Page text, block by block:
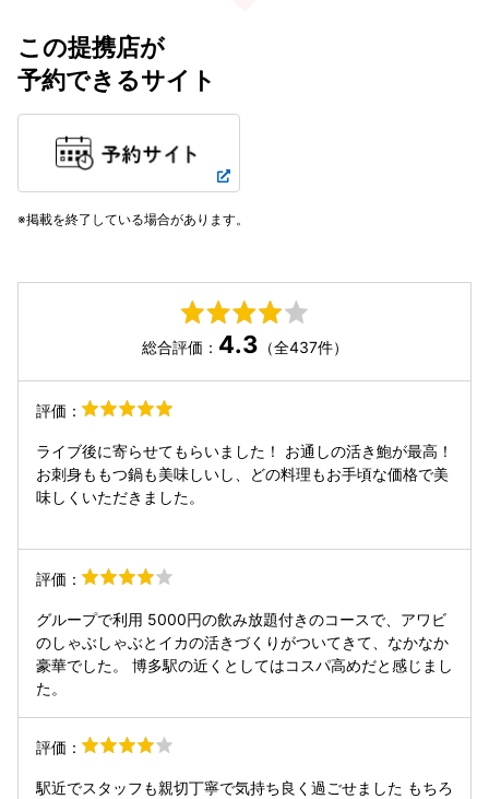
この提携店が
予約できるサイト
掲載を終了している場合があります。
総合評価： 4.3 （全437件）
評価：
ライブ後に寄らせてもらいました！ お通しの活き鮑が最高！
お刺身ももつ鍋も美味しいし、どの料理もお手頃な価格で美
味しくいただきました。
評価：
グループで利用 5000円の飲み放題付きのコースで、アワビ
のしゃぶしゃぶとイカの活きづくりがついてきて、なかなか
豪華でした。 博多駅の近くとしてはコスパ高めだと感じまし
た。
評価：
駅近でスタッフも親切丁寧で気持ち良く過ごせました もちろ